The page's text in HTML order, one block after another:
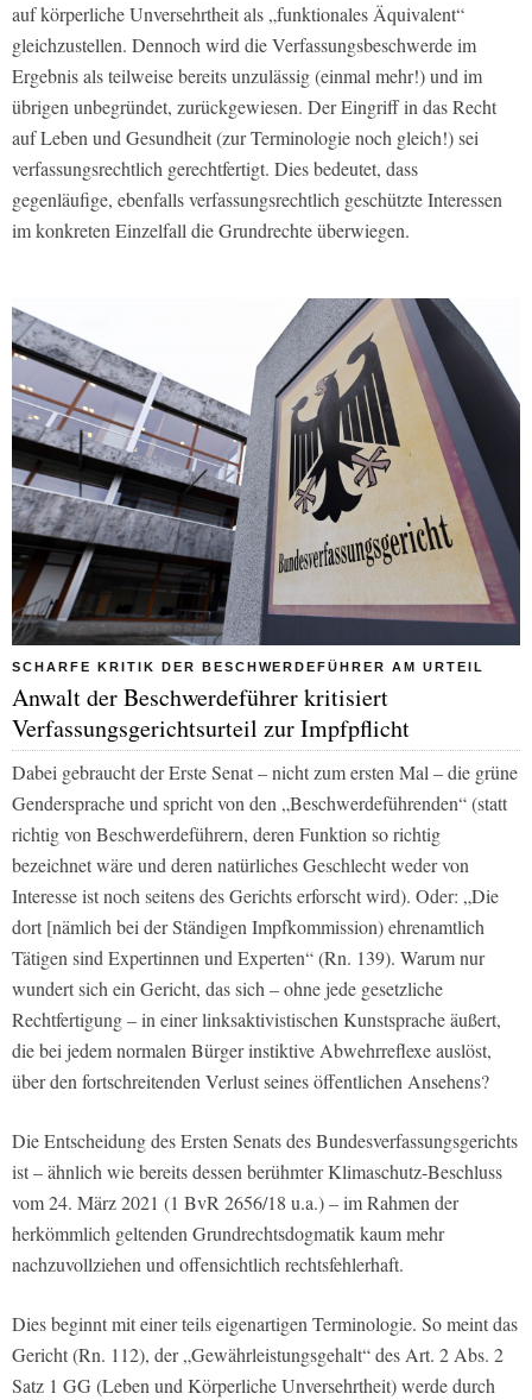
auf körperliche Unversehrtheit als „funktionales Äquivalent“
gleichzustellen. Dennoch wird die Verfassungsbeschwerde im
Ergebnis als teilweise bereits unzulässig (einmal mehr!) und im
übrigen unbegründet, zurückgewiesen. Der Eingriff in das Recht
auf Leben und Gesundheit (zur Terminologie noch gleich!) sei
verfassungsrechtlich gerechtfertigt. Dies bedeutet, dass
gegenläufige, ebenfalls verfassungsrechtlich geschützte Interessen
im konkreten Einzelfall die Grundrechte überwiegen.
SCHARFE KRITIK DER BESCHWERDEFÜHRER AM URTEIL
Anwalt der Beschwerdeführer kritisiert
Verfassungsgerichtsurteil zur Impfpflicht
Dabei gebraucht der Erste Senat – nicht zum ersten Mal – die grüne
Gendersprache und spricht von den „Beschwerdeführenden“ (statt
richtig von Beschwerdeführern, deren Funktion so richtig
bezeichnet wäre und deren natürliches Geschlecht weder von
Interesse ist noch seitens des Gerichts erforscht wird). Oder: „Die
dort [nämlich bei der Ständigen Impfkommission) ehrenamtlich
Tätigen sind Expertinnen und Experten“ (Rn. 139). Warum nur
wundert sich ein Gericht, das sich – ohne jede gesetzliche
Rechtfertigung – in einer linksaktivistischen Kunstsprache äußert,
die bei jedem normalen Bürger instiktive Abwehrreflexe auslöst,
über den fortschreitenden Verlust seines öffentlichen Ansehens?
Die Entscheidung des Ersten Senats des Bundesverfassungsgerichts
ist – ähnlich wie bereits dessen berühmter Klimaschutz-Beschluss
vom 24. März 2021 (1 BvR 2656/18 u.a.) – im Rahmen der
herkömmlich geltenden Grundrechtsdogmatik kaum mehr
nachzuvollziehen und offensichtlich rechtsfehlerhaft.
Dies beginnt mit einer teils eigenartigen Terminologie. So meint das
Gericht (Rn. 112), der „Gewährleistungsgehalt“ des Art. 2 Abs. 2
Satz 1 GG (Leben und Körperliche Unversehrtheit) werde durch